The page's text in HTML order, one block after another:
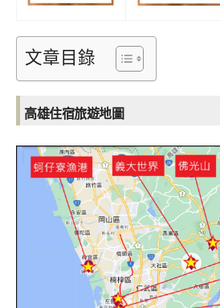
文章目錄
高雄住宿旅遊地圖